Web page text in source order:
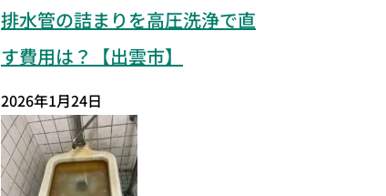
排水管の詰まりを高圧洗浄で直
す費用は？【出雲市】
2026年1月24日